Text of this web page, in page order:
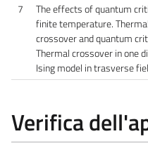
7
The effects of quantum
finite temperature. Thermal
crossover and quantum
Thermal crossover in one
Ising model in trasverse
Verifica